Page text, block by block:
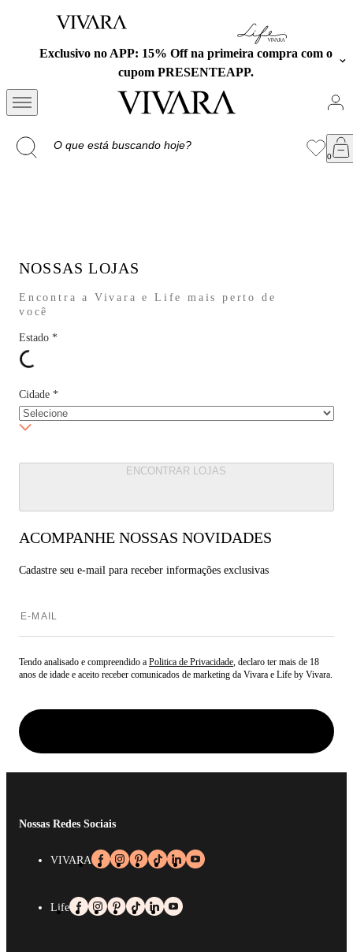
Exclusivo no APP: 15% Off na primeira compra com o
cupom PRESENTEAPP.
NOSSAS LOJAS
Encontra a Vivara e Life mais perto de
você
Estado *
Cidade *
ENCONTRAR LOJAS
ACOMPANHE NOSSAS NOVIDADES
Cadastre seu e-mail para receber informações exclusivas
Tendo analisado e compreendido a Politica de Privacidade, declaro ter mais de 18
anos de idade e aceito receber comunicados de marketing da Vivara e Life by Vivara.
Nossas Redes Sociais
VIVARA
Life